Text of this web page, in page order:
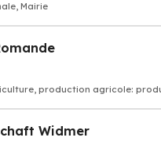
Mairie
production agricole:
Widmer